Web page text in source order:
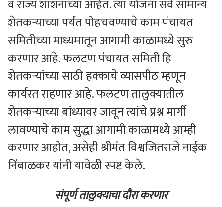
व राज्य शाशनाच्या आहेत. त्या योजना सर्व सामान्य
शेतकऱ्याच्या पर्यंत पोहचवण्याचे काम पंचायत
समितीच्या माध्यमातून आगामी काळामध्ये सुरु
करणार आहे. फलटण पंचायत समिती हि
शेतकऱ्यांच्या साठी हक्काचे व्यासपीठ म्हणून
कार्यरत राहणार आहे. फलटण तालुक्यातील
शेतकऱ्याच्या बांध्यावर जावून त्यांचे प्रश्न मार्गी
लावण्याचे काम सुद्धा आगामी काळामध्ये आम्ही
करणार आहोत, असेही श्रीमंत विश्वजितराजे नाईक
निंबाळकर यांनी यावेळी स्पष्ट केले.
संपूर्ण तालुक्याचा दौरा करणार